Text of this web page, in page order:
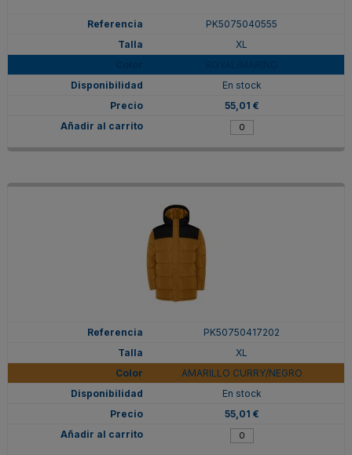
PK5075040555
XL
En stock
55,01 €
PK50750417202
XL
AMARILLO CURRY/NEGRO
En stock
55,01 €